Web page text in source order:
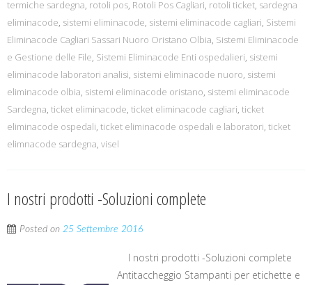
termiche sardegna, rotoli pos, Rotoli Pos Cagliari, rotoli ticket, sardegna
eliminacode, sistemi eliminacode, sistemi eliminacode cagliari, Sistemi
Eliminacode Cagliari Sassari Nuoro Oristano Olbia, Sistemi Eliminacode
e Gestione delle File, Sistemi Eliminacode Enti ospedalieri, sistemi
eliminacode laboratori analisi, sistemi eliminacode nuoro, sistemi
eliminacode olbia, sistemi eliminacode oristano, sistemi eliminacode
Sardegna, ticket eliminacode, ticket eliminacode cagliari, ticket
eliminacode ospedali, ticket eliminacode ospedali e laboratori, ticket
elimnacode sardegna, visel
I nostri prodotti -Soluzioni complete
Posted on 25 Settembre 2016
I nostri prodotti -Soluzioni complete
Antitaccheggio Stampanti per etichette e